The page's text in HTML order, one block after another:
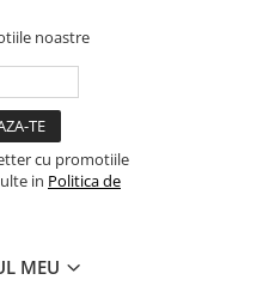
noastre
cu promotiile
in Politica de
MEU